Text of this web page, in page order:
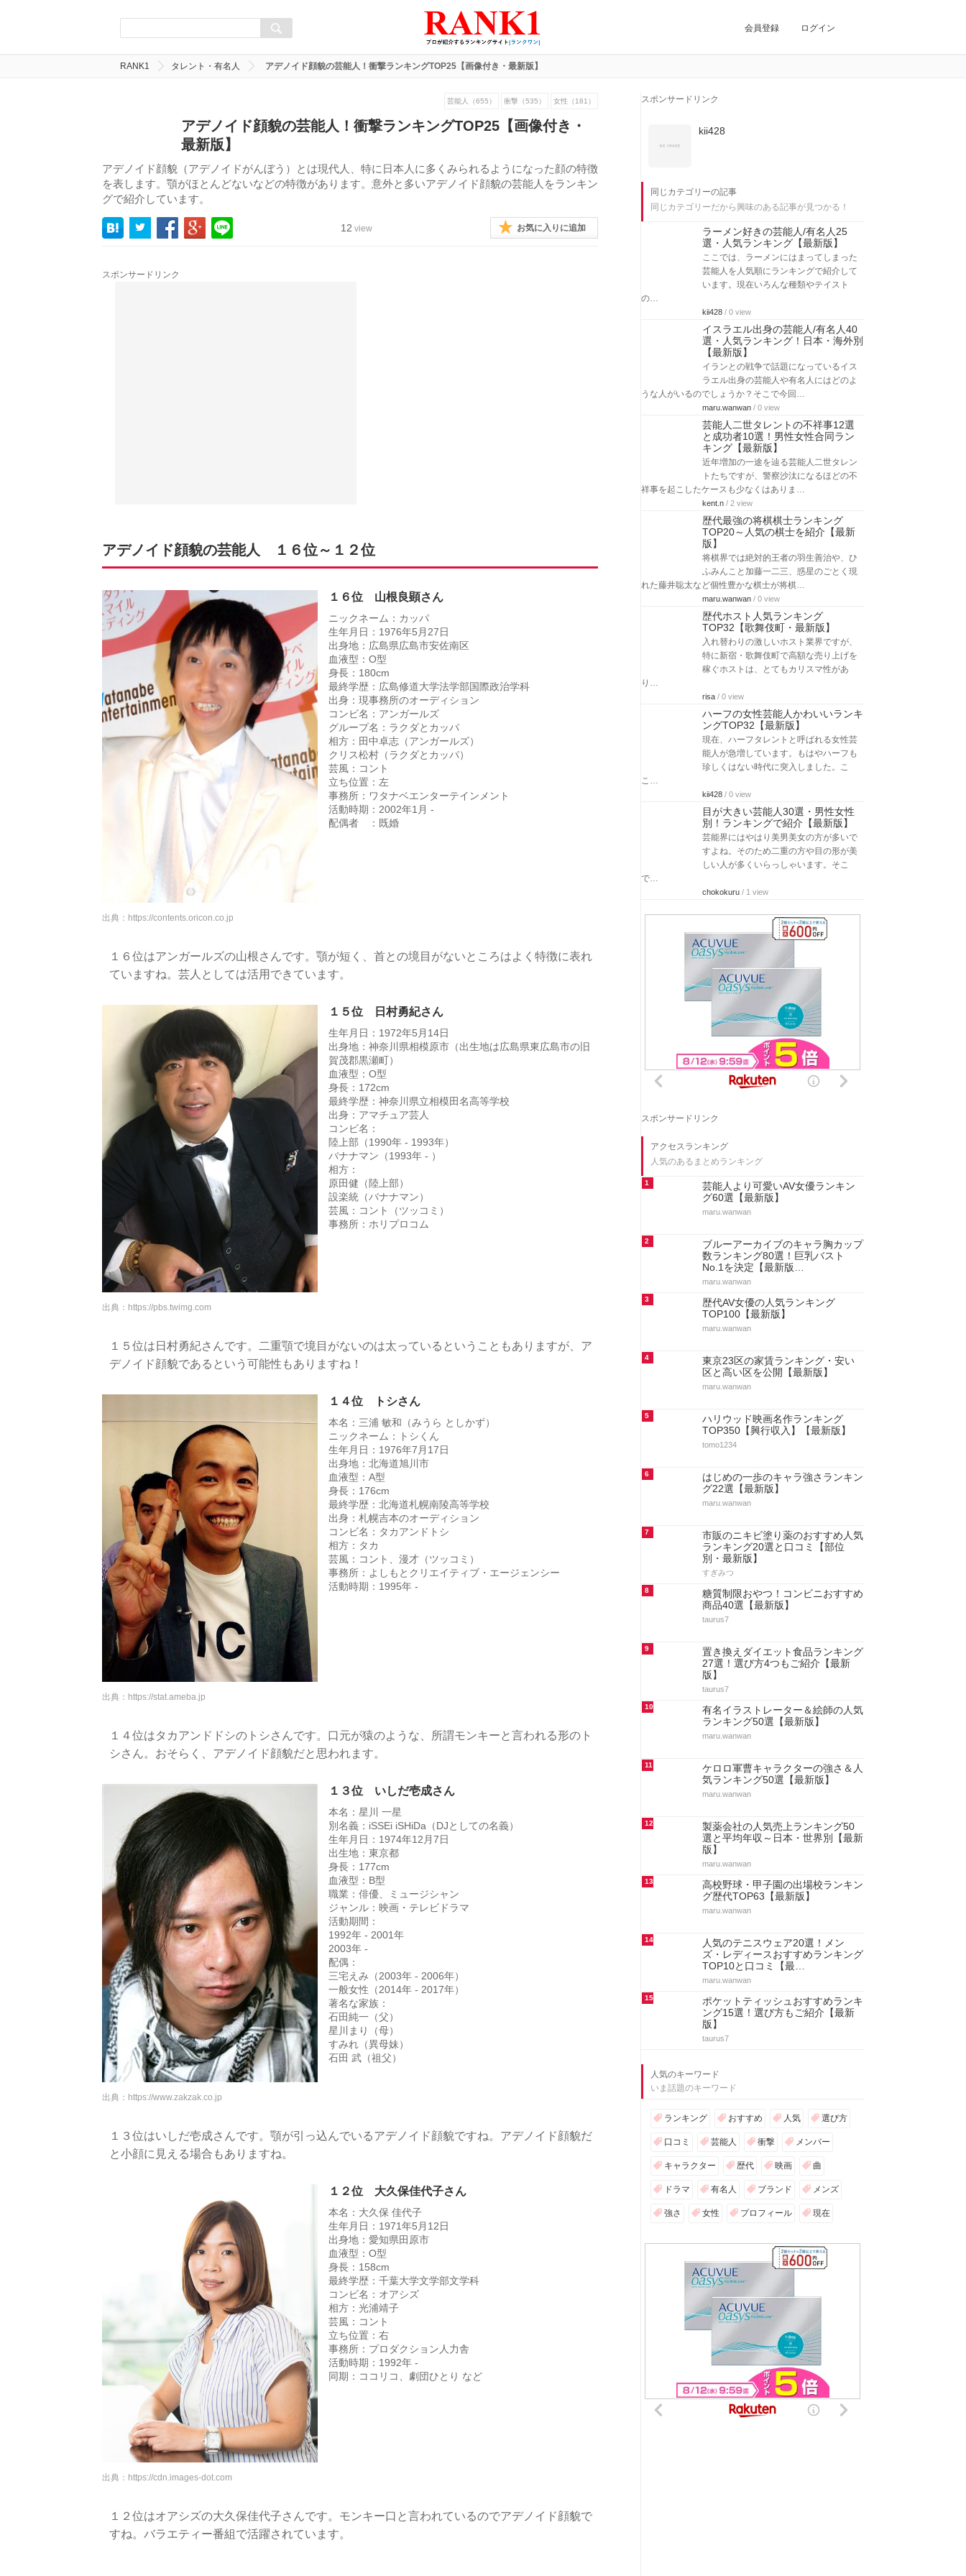
会員登録 ログイン
RANK1 タレント・有名人 アデノイド顔貌の芸能人！衝撃ランキングTOP25【画像付き・最新版】
芸能人（655） 衝撃（535） 女性（181）
アデノイド顔貌の芸能人！衝撃ランキングTOP25【画像付き・
最新版】
アデノイド顔貌（アデノイドがんぼう）とは現代人、特に日本人に多くみられるようになった顔の特徴
を表します。顎がほとんどないなどの特徴があります。意外と多いアデノイド顔貌の芸能人をランキン
グで紹介しています。
12 view お気に入りに追加
スポンサードリンク
アデノイド顔貌の芸能人 １６位～１２位
１６位 山根良顕さん
ニックネーム：カッパ
生年月日：1976年5月27日
出身地：広島県広島市安佐南区
血液型：O型
身長：180cm
最終学歴：広島修道大学法学部国際政治学科
出身：現事務所のオーディション
コンビ名：アンガールズ
グループ名：ラクダとカッパ
相方：田中卓志（アンガールズ）
クリス松村（ラクダとカッパ）
芸風：コント
立ち位置：左
事務所：ワタナベエンターテインメント
活動時期：2002年1月 -
配偶者 ：既婚
出典： https://contents.oricon.co.jp
１６位はアンガールズの山根さんです。顎が短く、首との境目がないところはよく特徴に表れ
ていますね。芸人としては活用できています。
１５位 日村勇紀さん
生年月日：1972年5月14日
出身地：神奈川県相模原市（出生地は広島県東広島市の旧
賀茂郡黒瀬町）
血液型：O型
身長：172cm
最終学歴：神奈川県立相模田名高等学校
出身：アマチュア芸人
コンビ名：
陸上部（1990年 - 1993年）
バナナマン（1993年 - ）
相方：
原田健（陸上部）
設楽統（バナナマン）
芸風：コント（ツッコミ）
事務所：ホリプロコム
出典： https://pbs.twimg.com
１５位は日村勇紀さんです。二重顎で境目がないのは太っているということもありますが、ア
デノイド顔貌であるという可能性もありますね！
１４位 トシさん
本名：三浦 敏和（みうら としかず）
ニックネーム：トシくん
生年月日：1976年7月17日
出身地：北海道旭川市
血液型：A型
身長：176cm
最終学歴：北海道札幌南陵高等学校
出身：札幌吉本のオーディション
コンビ名：タカアンドトシ
相方：タカ
芸風：コント、漫才（ツッコミ）
事務所：よしもとクリエイティブ・エージェンシー
活動時期：1995年 -
出典： https://stat.ameba.jp
１４位はタカアンドドシのトシさんです。口元が猿のような、所謂モンキーと言われる形のト
シさん。おそらく、アデノイド顔貌だと思われます。
１３位 いしだ壱成さん
本名：星川 一星
別名義：iSSEi iSHiDa（DJとしての名義）
生年月日：1974年12月7日
出生地：東京都
身長：177cm
血液型：B型
職業：俳優、ミュージシャン
ジャンル：映画・テレビドラマ
活動期間：
1992年 - 2001年
2003年 -
配偶：
三宅えみ（2003年 - 2006年）
一般女性（2014年 - 2017年）
著名な家族：
石田純一（父）
星川まり（母）
すみれ（異母妹）
石田 武（祖父）
出典： https://www.zakzak.co.jp
１３位はいしだ壱成さんです。顎が引っ込んでいるアデノイド顔貌ですね。アデノイド顔貌だ
と小顔に見える場合もありますね。
１２位 大久保佳代子さん
本名：大久保 佳代子
生年月日：1971年5月12日
出身地：愛知県田原市
血液型：O型
身長：158cm
最終学歴：千葉大学文学部文学科
コンビ名：オアシズ
相方：光浦靖子
芸風：コント
立ち位置：右
事務所：プロダクション人力舎
活動時期：1992年 -
同期：ココリコ、劇団ひとり など
出典： https://cdn.images-dot.com
１２位はオアシズの大久保佳代子さんです。モンキー口と言われているのでアデノイド顔貌で
すね。バラエティー番組で活躍されています。
スポンサードリンク
kii428
同じカテゴリーの記事
同じカテゴリーだから興味のある記事が見つかる！
ラーメン好きの芸能人/有名人25
選・人気ランキング【最新版】
ここでは、ラーメンにはまってしまった
芸能人を人気順にランキングで紹介して
います。現在いろんな種類やテイスト
の…
kii428 / 0 view
イスラエル出身の芸能人/有名人40
選・人気ランキング！日本・海外別
【最新版】
イランとの戦争で話題になっているイス
ラエル出身の芸能人や有名人にはどのよ
うな人がいるのでしょうか？そこで今回…
maru.wanwan / 0 view
芸能人二世タレントの不祥事12選
と成功者10選！男性女性合同ラン
キング【最新版】
近年増加の一途を辿る芸能人二世タレン
トたちですが、警察沙汰になるほどの不
祥事を起こしたケースも少なくはありま…
kent.n / 2 view
歴代最強の将棋棋士ランキング
TOP20～人気の棋士を紹介【最新
版】
将棋界では絶対的王者の羽生善治や、ひ
ふみんこと加藤一二三、惑星のごとく現
れた藤井聡太など個性豊かな棋士が将棋…
maru.wanwan / 0 view
歴代ホスト人気ランキング
TOP32【歌舞伎町・最新版】
入れ替わりの激しいホスト業界ですが、
特に新宿・歌舞伎町で高額な売り上げを
稼ぐホストは、とてもカリスマ性があ
り…
risa / 0 view
ハーフの女性芸能人かわいいランキ
ングTOP32【最新版】
現在、ハーフタレントと呼ばれる女性芸
能人が急増しています。もはやハーフも
珍しくはない時代に突入しました。こ
こ…
kii428 / 0 view
目が大きい芸能人30選・男性女性
別！ランキングで紹介【最新版】
芸能界にはやはり美男美女の方が多いで
すよね。そのため二重の方や目の形が美
しい人が多くいらっしゃいます。そこ
で…
chokokuru / 1 view
スポンサードリンク
アクセスランキング
人気のあるまとめランキング
1
芸能人より可愛いAV女優ランキン
グ60選【最新版】
maru.wanwan
2
ブルーアーカイブのキャラ胸カップ
数ランキング80選！巨乳バスト
No.1を決定【最新版…
maru.wanwan
3
歴代AV女優の人気ランキング
TOP100【最新版】
maru.wanwan
4
東京23区の家賃ランキング・安い
区と高い区を公開【最新版】
maru.wanwan
5
ハリウッド映画名作ランキング
TOP350【興行収入】【最新版】
tomo1234
6
はじめの一歩のキャラ強さランキン
グ22選【最新版】
maru.wanwan
7
市販のニキビ塗り薬のおすすめ人気
ランキング20選と口コミ【部位
別・最新版】
すぎみつ
8
糖質制限おやつ！コンビニおすすめ
商品40選【最新版】
taurus7
9
置き換えダイエット食品ランキング
27選！選び方4つもご紹介【最新
版】
taurus7
10
有名イラストレーター＆絵師の人気
ランキング50選【最新版】
maru.wanwan
11
ケロロ軍曹キャラクターの強さ＆人
気ランキング50選【最新版】
maru.wanwan
12
製薬会社の人気売上ランキング50
選と平均年収～日本・世界別【最新
版】
maru.wanwan
13
高校野球・甲子園の出場校ランキン
グ歴代TOP63【最新版】
maru.wanwan
14
人気のテニスウェア20選！メン
ズ・レディースおすすめランキング
TOP10と口コミ【最…
maru.wanwan
15
ポケットティッシュおすすめランキ
ング15選！選び方もご紹介【最新
版】
taurus7
人気のキーワード
いま話題のキーワード
ランキング おすすめ 人気 選び方
口コミ 芸能人 衝撃 メンバー
キャラクター 歴代 映画 曲
ドラマ 有名人 ブランド メンズ
強さ 女性 プロフィール 現在